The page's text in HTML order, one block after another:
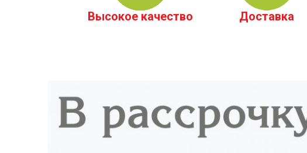
Высокое качество Доставка